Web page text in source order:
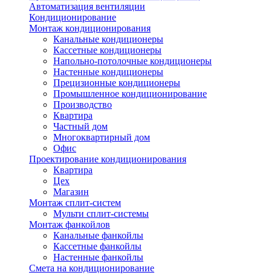
Автоматизация вентиляции
Кондиционирование
Монтаж кондиционирования
Канальные кондиционеры
Кассетные кондиционеры
Напольно-потолочные кондиционеры
Настенные кондиционеры
Прецизионные кондиционеры
Промышленное кондиционирование
Производство
Квартира
Частный дом
Многоквартирный дом
Офис
Проектирование кондиционирования
Квартира
Цех
Магазин
Монтаж сплит-систем
Мульти сплит-системы
Монтаж фанкойлов
Канальные фанкойлы
Кассетные фанкойлы
Настенные фанкойлы
Смета на кондиционирование